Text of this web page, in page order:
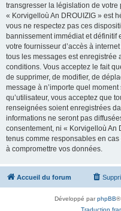
transgresser la législation de
« Korvigelloù An DROUIZIG » est
vous ne respectez pas ces
bannissement immédiat et définitif
votre fournisseur d’accès à
tous les messages est enregistrée
conditions. Vous acceptez le fait
de supprimer, de modifier, de
message à n’importe quel
qu’utilisateur, vous acceptez que
renseignées soient enregistrées
informations ne seront pas
consentement, ni « Korvigelloù An
tenus comme responsables en
à compromettre vos données.
Accueil du forum
Développé parphpBB®
Traduction